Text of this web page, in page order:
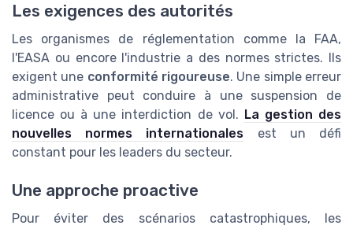
Les exigences des autorités
Les organismes de réglementation comme la FAA,
l'EASA ou encore l'industrie a des normes strictes. Ils
exigent une conformité rigoureuse. Une simple erreur
administrative peut conduire à une suspension de
licence ou à une interdiction de vol. La gestion des
nouvelles normes internationales est un défi
constant pour les leaders du secteur.
Une approche proactive
Pour éviter des scénarios catastrophiques, les